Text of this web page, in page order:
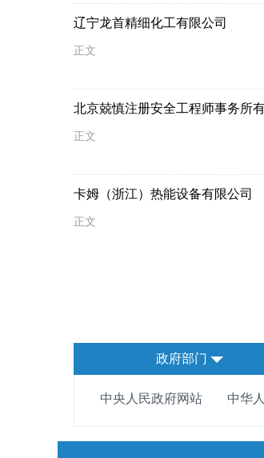
辽宁龙首精细化工有限公司
正文
北京兢慎注册安全工程师事务所
正文
卡姆（浙江）热能设备有限公司
正文
政府部门
中央人民政府网站 中华